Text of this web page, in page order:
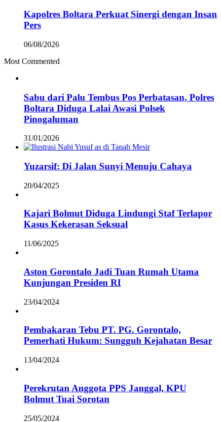
Kapolres Boltara Perkuat Sinergi dengan Insan
Pers
06/08/2026
Most Commented
Sabu dari Palu Tembus Pos Perbatasan, Polres
Boltara Diduga Lalai Awasi Polsek
Pinogaluman
31/01/2026
Yuzarsif: Di Jalan Sunyi Menuju Cahaya
20/04/2025
Kajari Bolmut Diduga Lindungi Staf Terlapor
Kasus Kekerasan Seksual
11/06/2025
Aston Gorontalo Jadi Tuan Rumah Utama
Kunjungan Presiden RI
23/04/2024
Pembakaran Tebu PT. PG. Gorontalo,
Pemerhati Hukum: Sungguh Kejahatan Besar
13/04/2024
Perekrutan Anggota PPS Janggal, KPU
Bolmut Tuai Sorotan
25/05/2024